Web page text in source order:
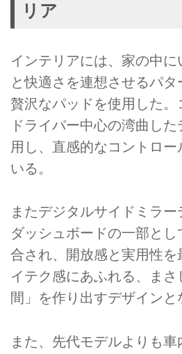
リア
インテリアには、家の中に
と快適さを連想させるパ
贅沢なパッドを使用した。
ドライバー中心の湾曲し
用し、直感的なコントロー
いる。
またデジタルサイドミラー
ダッシュボードの一部と
合され、開放感と実用性を
イテク感にあふれる、ま
間」を作り出すデザインと
また、先代モデルよりも